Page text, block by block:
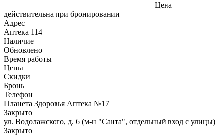
Цена
действительна при бронировании
Адрес
Аптека 114
Наличие
Обновлено
Время работы
Цены
Скидки
Бронь
Телефон
Планета Здоровья Аптека №17
Закрыто
ул. Водолажского, д. 6 (м-н "Санта", отдельный вход с улицы)
Закрыто